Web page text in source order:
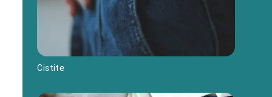
Cistite